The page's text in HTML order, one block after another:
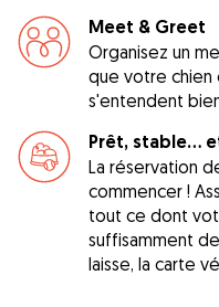
Meet & Greet
Organisez un
que votre chien
s'entendent
Prêt, stable...
La réservation
commencer !
tout ce dont
suffisamment
laisse, la carte